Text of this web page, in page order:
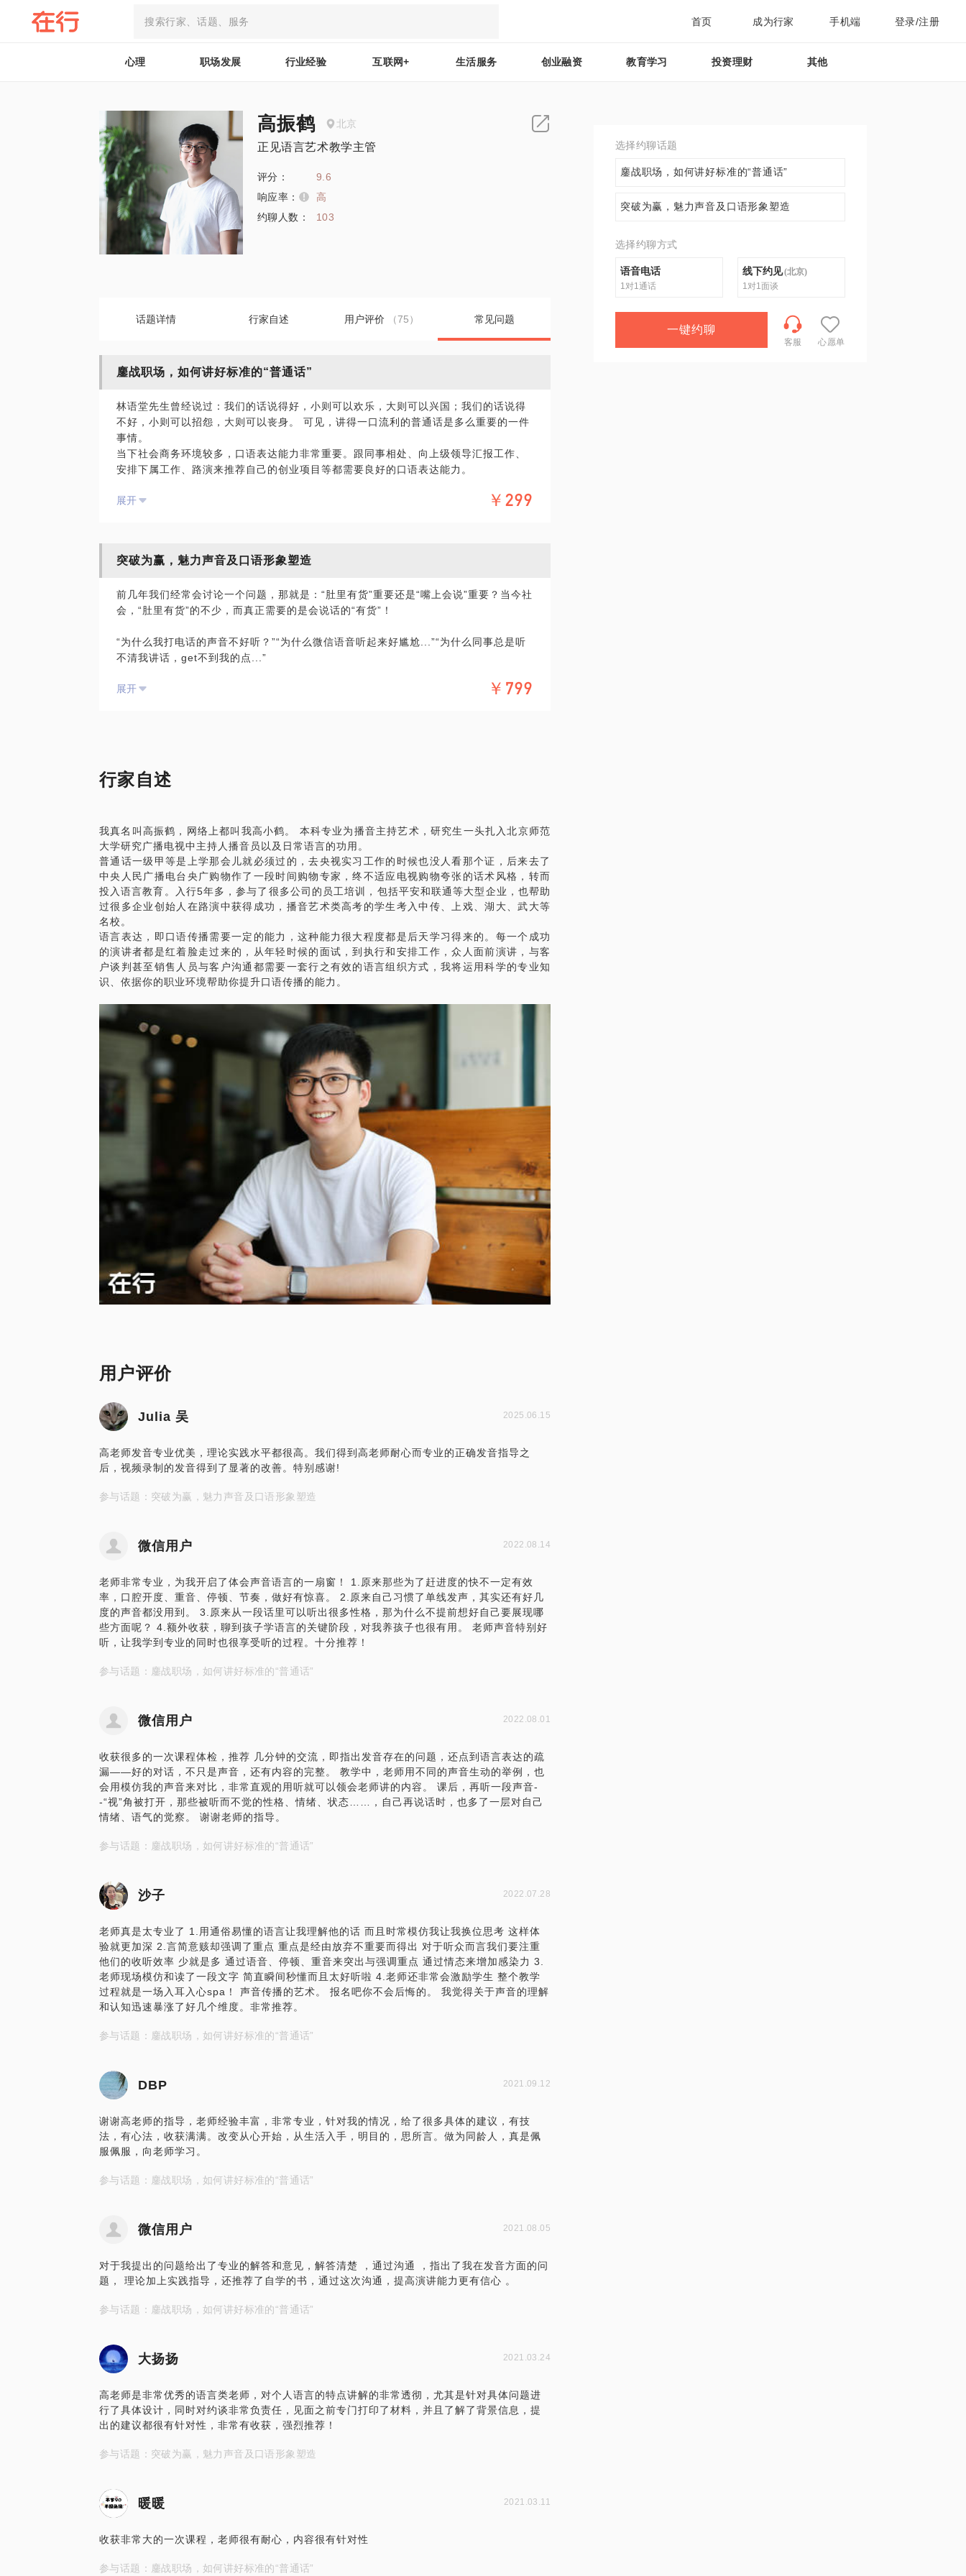
首页 成为行家 手机端 登录/注册
心理 职场发展 行业经验 互联网+ 生活服务 创业融资 教育学习 投资理财 其他
高振鹤 北京
正见语言艺术教学主管
评分：
9.6
响应率：
高
约聊人数：
103
话题详情 行家自述 用户评价 （75） 常见问题
鏖战职场，如何讲好标准的“普通话”
林语堂先生曾经说过：我们的话说得好，小则可以欢乐，大则可以兴国；我们的话说得
不好，小则可以招怨，大则可以丧身。 可见，讲得一口流利的普通话是多么重要的一件
事情。
当下社会商务环境较多，口语表达能力非常重要。跟同事相处、向上级领导汇报工作、
安排下属工作、路演来推荐自己的创业项目等都需要良好的口语表达能力。
够在
语流。
等等方面找到合适的提高方法，进而通过语言魅力带来信任度、好感度以帮助你实现最
终的交流目的。
语言教育专家为你带来普通话语音发声指导
展开 ￥299
突破为赢，魅力声音及口语形象塑造
前几年我们经常会讨论一个问题，那就是：“肚里有货”重要还是“嘴上会说”重要？当今社
会，“肚里有货”的不少，而真正需要的是会说话的“有货”！
“为什么我打电话的声音不好听？”“为什么微信语音听起来好尴尬...”“为什么同事总是听
不清我讲话，get不到我的点...”
古语说的话，“不见其人，先闻其声”，声音有的时候就是我们的第一张名片，一个人的
等，语言都发挥着非常重要的作用，从声音的塑造、到表达逻辑的梳理到共情，行动影
响都有着非常多的知识可以来扩充。
力我们走的更远，走的更顺。
我，正见语言艺术教学主管。播音主持艺术本科毕业，北京师范大学研究生毕业，参与
平安、国航等大型企业的口语表达内训课程，希望我们的这次相遇也会打开高效、有趣
的沟通表达大门。
塑造声音魅力，做一个说话有“磁性”的人，调整说话状态，做一个“大气、开朗”的演讲
者，正确展开对话，快速实现语言目标，做一个能聊、会聊的人，梳理逻辑表达顺序，
让语言越来越有逻辑
备注：想要纠正普通话语音面貌的，请咨询［鏖战职场，如何讲好标准的“普通话”］
要有才，更要有口才！成就你充满磁性的声音，侃侃而谈的能力
展开 ￥799
行家自述
我真名叫高振鹤，网络上都叫我高小鹤。 本科专业为播音主持艺术，研究生一头扎入北京师范
大学研究广播电视中主持人播音员以及日常语言的功用。
普通话一级甲等是上学那会儿就必须过的，去央视实习工作的时候也没人看那个证，后来去了
中央人民广播电台央广购物作了一段时间购物专家，终不适应电视购物夸张的话术风格，转而
投入语言教育。入行5年多，参与了很多公司的员工培训，包括平安和联通等大型企业，也帮助
过很多企业创始人在路演中获得成功，播音艺术类高考的学生考入中传、上戏、湖大、武大等
名校。
语言表达，即口语传播需要一定的能力，这种能力很大程度都是后天学习得来的。每一个成功
的演讲者都是红着脸走过来的，从年轻时候的面试，到执行和安排工作，众人面前演讲，与客
户谈判甚至销售人员与客户沟通都需要一套行之有效的语言组织方式，我将运用科学的专业知
用户评价
Julia 吴 2025.06.15
高老师发音专业优美，理论实践水平都很高。我们得到高老师耐心而专业的正确发音指导之
后，视频录制的发音得到了显著的改善。特别感谢!
参与话题：突破为赢，魅力声音及口语形象塑造
微信用户 2022.08.14
老师非常专业，为我开启了体会声音语言的一扇窗！ 1.原来那些为了赶进度的快不一定有效
率，口腔开度、重音、停顿、节奏，做好有惊喜。 2.原来自己习惯了单线发声，其实还有好几
度的声音都没用到。 3.原来从一段话里可以听出很多性格，那为什么不提前想好自己要展现哪
些方面呢？ 4.额外收获，聊到孩子学语言的关键阶段，对我养孩子也很有用。 老师声音特别好
听，让我学到专业的同时也很享受听的过程。十分推荐！
参与话题：鏖战职场，如何讲好标准的“普通话”
微信用户 2022.08.01
收获很多的一次课程体检，推荐 几分钟的交流，即指出发音存在的问题，还点到语言表达的疏
漏——好的对话，不只是声音，还有内容的完整。 教学中，老师用不同的声音生动的举例，也
会用模仿我的声音来对比，非常直观的用听就可以领会老师讲的内容。 课后，再听一段声音-
-“视”角被打开，那些被听而不觉的性格、情绪、状态……，自己再说话时，也多了一层对自己
情绪、语气的觉察。 谢谢老师的指导。
参与话题：鏖战职场，如何讲好标准的“普通话”
沙子 2022.07.28
老师真是太专业了 1.用通俗易懂的语言让我理解他的话 而且时常模仿我让我换位思考 这样体
验就更加深 2.言简意赅却强调了重点 重点是经由放弃不重要而得出 对于听众而言我们要注重
他们的收听效率 少就是多 通过语音、停顿、重音来突出与强调重点 通过情态来增加感染力 3.
老师现场模仿和读了一段文字 简直瞬间秒懂而且太好听啦 4.老师还非常会激励学生 整个教学
过程就是一场入耳入心spa！ 声音传播的艺术。 报名吧你不会后悔的。 我觉得关于声音的理解
和认知迅速暴涨了好几个维度。非常推荐。
参与话题：鏖战职场，如何讲好标准的“普通话”
DBP 2021.09.12
谢谢高老师的指导，老师经验丰富，非常专业，针对我的情况，给了很多具体的建议，有技
法，有心法，收获满满。改变从心开始，从生活入手，明目的，思所言。做为同龄人，真是佩
服佩服，向老师学习。
参与话题：鏖战职场，如何讲好标准的“普通话”
微信用户 2021.08.05
对于我提出的问题给出了专业的解答和意见，解答清楚 ，通过沟通 ，指出了我在发音方面的问
题， 理论加上实践指导，还推荐了自学的书，通过这次沟通，提高演讲能力更有信心 。
参与话题：鏖战职场，如何讲好标准的“普通话”
大扬扬 2021.03.24
高老师是非常优秀的语言类老师，对个人语言的特点讲解的非常透彻，尤其是针对具体问题进
行了具体设计，同时对约谈非常负责任，见面之前专门打印了材料，并且了解了背景信息，提
出的建议都很有针对性，非常有收获，强烈推荐！
参与话题：突破为赢，魅力声音及口语形象塑造
暖暖 2021.03.11
收获非常大的一次课程，老师很有耐心，内容很有针对性
参与话题：鏖战职场，如何讲好标准的“普通话”
选择约聊话题
鏖战职场，如何讲好标准的“普通话”
突破为赢，魅力声音及口语形象塑造
选择约聊方式
语音电话
1对1通话
线下约见(北京)
1对1面谈
一键约聊
客服 心愿单